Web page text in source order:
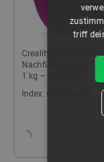
Creality CR-PETG
Nachfüllpackung
1 kg – Magenta
Index: CRL-28378
triff